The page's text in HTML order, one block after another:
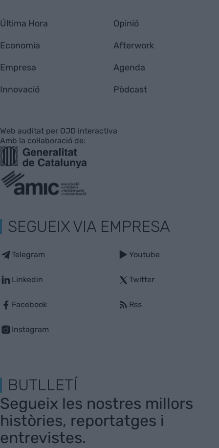
Última Hora
Economia
Empresa
Innovació
Opinió
Afterwork
Agenda
Pòdcast
Web auditat per OJD interactiva
Amb la col·laboració de:
SEGUEIX VIA EMPRESA
Telegram
Linkedin
Facebook
Instagram
Youtube
Twitter
Rss
BUTLLETÍ
Segueix les nostres millors
històries, reportatges i
entrevistes.